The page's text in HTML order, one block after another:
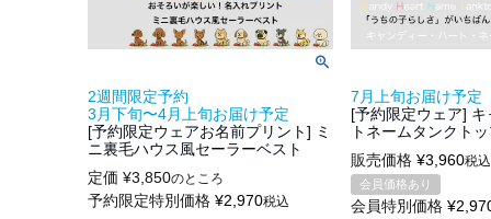
2週間限定予約
3月下旬〜4月上旬お届け予定
[予約限定ウェアお名前プリント] ミ
ニ裏毛ハウス風セーラーベスト
定価 ¥3,850のところ
予約限定特別価格 ¥2,970税込
7月上旬お届け予定
[予約限定ウェア]
トネームタンクト
販売価格 ¥3,960税込
会員価格あり
会員特別価格 ¥